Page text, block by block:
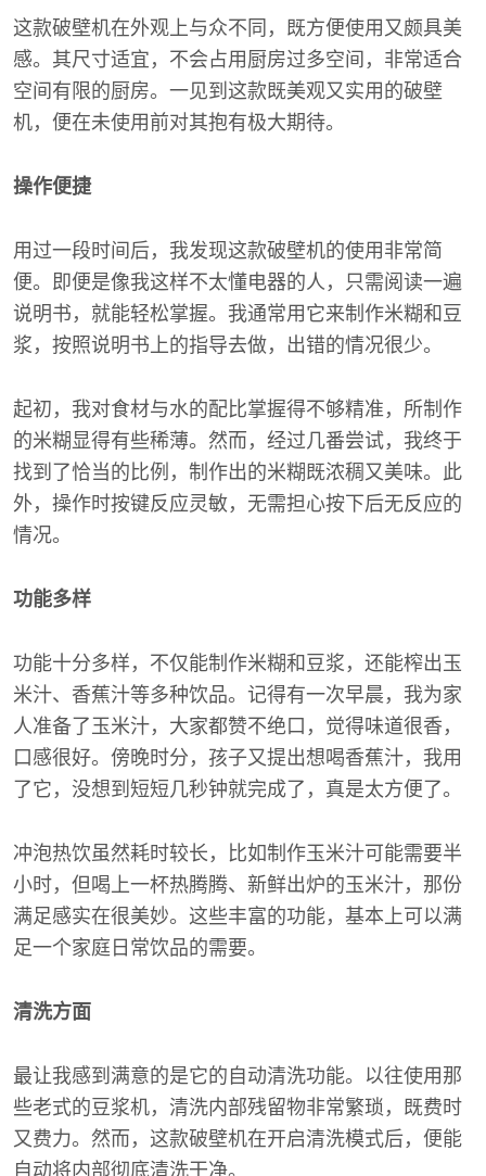
这款破壁机在外观上与众不同，既方便使用又颇具美
感。其尺寸适宜，不会占用厨房过多空间，非常适合
空间有限的厨房。一见到这款既美观又实用的破壁
机，便在未使用前对其抱有极大期待。
操作便捷
用过一段时间后，我发现这款破壁机的使用非常简
便。即便是像我这样不太懂电器的人，只需阅读一遍
说明书，就能轻松掌握。我通常用它来制作米糊和豆
浆，按照说明书上的指导去做，出错的情况很少。
起初，我对食材与水的配比掌握得不够精准，所制作
的米糊显得有些稀薄。然而，经过几番尝试，我终于
找到了恰当的比例，制作出的米糊既浓稠又美味。此
外，操作时按键反应灵敏，无需担心按下后无反应的
情况。
功能多样
功能十分多样，不仅能制作米糊和豆浆，还能榨出玉
米汁、香蕉汁等多种饮品。记得有一次早晨，我为家
人准备了玉米汁，大家都赞不绝口，觉得味道很香，
口感很好。傍晚时分，孩子又提出想喝香蕉汁，我用
了它，没想到短短几秒钟就完成了，真是太方便了。
冲泡热饮虽然耗时较长，比如制作玉米汁可能需要半
小时，但喝上一杯热腾腾、新鲜出炉的玉米汁，那份
满足感实在很美妙。这些丰富的功能，基本上可以满
足一个家庭日常饮品的需要。
清洗方面
最让我感到满意的是它的自动清洗功能。以往使用那
些老式的豆浆机，清洗内部残留物非常繁琐，既费时
又费力。然而，这款破壁机在开启清洗模式后，便能
自动将内部彻底清洗干净。